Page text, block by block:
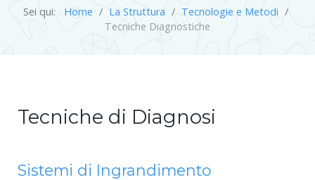
Sei qui: Home La Struttura
Tecnologie e Metodi
Tecniche Diagnostiche
Tecniche di Diagnosi
Sistemi di Ingrandimento